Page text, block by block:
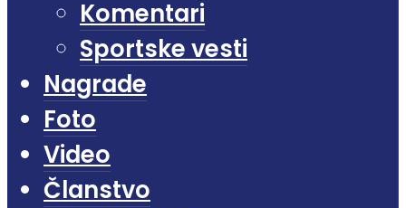
Komentari
Sportske vesti
Nagrade
Foto
Video
Članstvo